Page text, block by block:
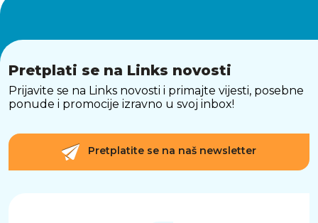
Pretplati se na Links novosti
Prijavite se na Links novosti i primajte vijesti, posebne
ponude i promocije izravno u svoj inbox!
Pretplatite se na naš newsletter